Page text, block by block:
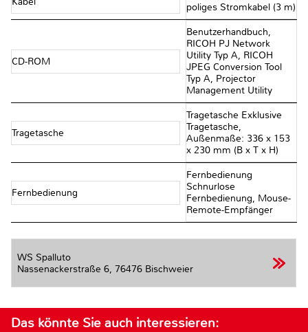
poliges Stromkabel (3 m)
CD-ROM
Benutzerhandbuch,
RICOH PJ Network
Utility Typ A, RICOH
JPEG Conversion Tool
Typ A, Projector
Management Utility
Tragetasche
Tragetasche Exklusive
Tragetasche,
Außenmaße: 336 x 153
x 230 mm (B x T x H)
Fernbedienung
Fernbedienung
Schnurlose
Fernbedienung, Mouse-
Remote-Empfänger
WS Spalluto
Nassenackerstraße 6, 76476 Bischweier
Das könnte Sie auch interessieren: